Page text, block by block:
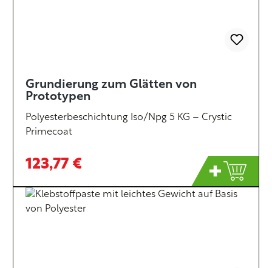
Grundierung zum Glätten von
Prototypen
Polyesterbeschichtung Iso/Npg 5 KG – Crystic
Primecoat
123,77 €